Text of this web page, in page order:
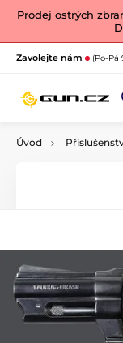
Prodej ostrých
Zavolejte nám (Po-Pá
Úvod